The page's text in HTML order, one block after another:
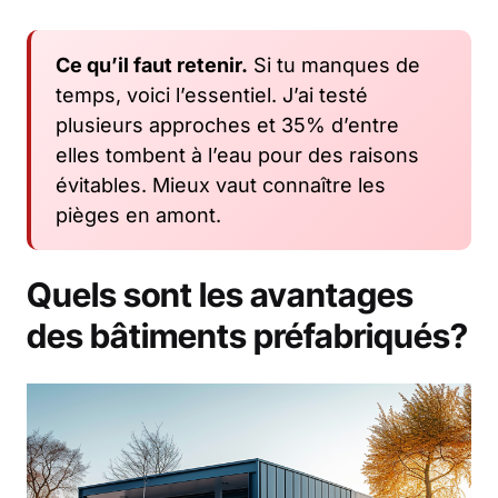
Ce qu’il faut retenir. Si tu manques de
temps, voici l’essentiel. J’ai testé
plusieurs approches et 35% d’entre
elles tombent à l’eau pour des raisons
évitables. Mieux vaut connaître les
pièges en amont.
Quels sont les avantages
des bâtiments préfabriqués?